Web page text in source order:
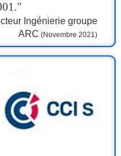
Ingénierie groupe
ARC (Novembre 2021)